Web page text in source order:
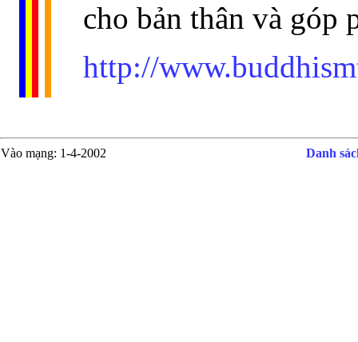
cho bản thân và góp
http://
Vào mạng: 1-4-2002 Danh